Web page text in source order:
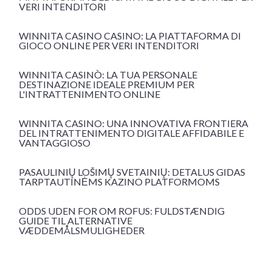
VERI INTENDITORI
WINNITA CASINO CASINO: LA PIATTAFORMA DI
GIOCO ONLINE PER VERI INTENDITORI
WINNITA CASINÒ: LA TUA PERSONALE
DESTINAZIONE IDEALE PREMIUM PER
L'INTRATTENIMENTO ONLINE
WINNITA CASINO: UNA INNOVATIVA FRONTIERA
DEL INTRATTENIMENTO DIGITALE AFFIDABILE E
VANTAGGIOSO
PASAULINIŲ LOŠIMŲ SVETAINIŲ: DETALUS GIDAS
TARPTAUTINĖMS KAZINO PLATFORMOMS
ODDS UDEN FOR OM ROFUS: FULDSTÆNDIG
GUIDE TIL ALTERNATIVE
VÆDDEMÅLSMULIGHEDER